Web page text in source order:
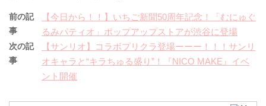
前の記
事
【今日から！！】いちご新聞50周年記念！「むにゅぐ
るみパティオ」ポップアップストアが渋谷に登場
次の記
事
【サンリオ】コラボプリクラ登場ーーー！！！サンリ
オキャラと“キラちゅる盛り”！『NICO MAKE』イベ
ント開催